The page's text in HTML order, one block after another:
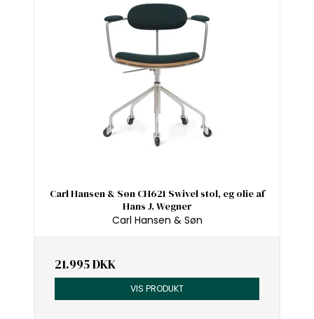
Carl Hansen & Søn CH621 Swivel stol, eg olie af
Hans J. Wegner
Carl Hansen & Søn
21.995 DKK
VIS PRODUKT